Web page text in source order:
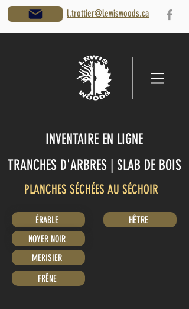
l.trottier@lewiswoods.ca
INVENTAIRE EN LIGNE
TRANCHES D'ARBRES | SLAB DE BOIS
PLANCHES SÉCHÉES AU SÉCHOIR
ÉRABLE
HÊTRE
NOYER NOIR
MERISIER
FRÊNE